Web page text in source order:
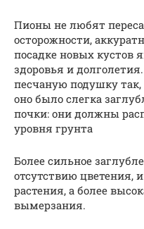
Пионы не любят
осторожности,
посадке новых кустов
здоровья и
песчаную подушку
оно было слегка
почки: они должны
уровня грунта
Более сильное
отсутствию цветения,
растения, а более
вымерзания.